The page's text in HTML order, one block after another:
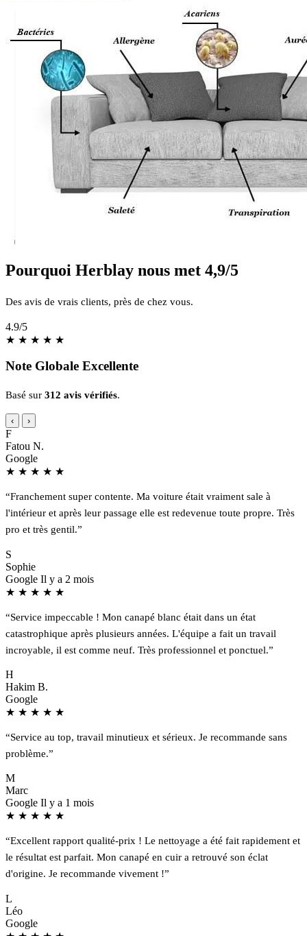
Pourquoi Herblay nous met 4,9/5
Des avis de vrais clients, près de chez vous.
4.9/5
★ ★ ★ ★ ★
Note Globale Excellente
Basé sur 312 avis vérifiés.
‹ ›
F
Fatou N.
Google
★ ★ ★ ★ ★
“Franchement super contente. Ma voiture était vraiment sale à
l'intérieur et après leur passage elle est redevenue toute propre. Très
pro et très gentil.”
S
Sophie
Google Il y a 2 mois
★ ★ ★ ★ ★
“Service impeccable ! Mon canapé blanc était dans un état
catastrophique après plusieurs années. L'équipe a fait un travail
incroyable, il est comme neuf. Très professionnel et ponctuel.”
H
Hakim B.
Google
★ ★ ★ ★ ★
“Service au top, travail minutieux et sérieux. Je recommande sans
problème.”
M
Marc
Google Il y a 1 mois
★ ★ ★ ★ ★
“Excellent rapport qualité-prix ! Le nettoyage a été fait rapidement et
le résultat est parfait. Mon canapé en cuir a retrouvé son éclat
d'origine. Je recommande vivement !”
L
Léo
Google